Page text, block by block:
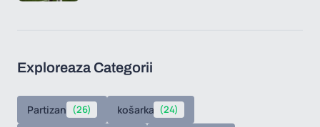
Exploreaza Categorii
Partizan (26) košarka (24)